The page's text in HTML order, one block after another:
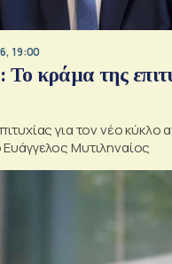
19:00
Το κράμα της
για τον νέο κύκλο
Ευάγγελος Μυτιληναίος